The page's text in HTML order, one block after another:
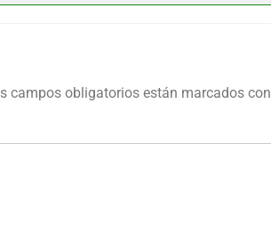
campos obligatorios están marcados con